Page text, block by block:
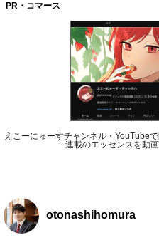
PR・コマース
えこーにゅーすチャンネル・YouTube
連載のエッセンスを動
otonashihomura